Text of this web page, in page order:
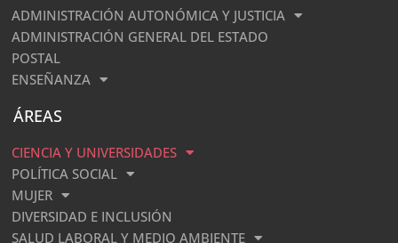
ADMINISTRACIÓN AUTONÓMICA Y JUSTICIA
ADMINISTRACIÓN GENERAL DEL ESTADO
POSTAL
ENSEÑANZA
ÁREAS
CIENCIA Y UNIVERSIDADES
POLÍTICA SOCIAL
MUJER
DIVERSIDAD E INCLUSIÓN
SALUD LABORAL Y MEDIO AMBIENTE